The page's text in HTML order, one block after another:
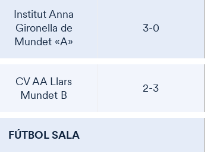
Institut Anna
Gironella de
Mundet «A»
3-0
CV AA Llars
Mundet B
2-3
FÚTBOL SALA